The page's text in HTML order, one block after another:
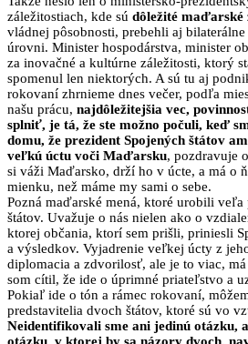
záležitostiach, kde sú dôležité maďarské
vládnej pôsobnosti, prebehli aj
úrovni. Minister hospodárstva, minister
za inovačné a kultúrne záležitosti, ktorý
spomenul len niektorých. A sú tu aj
rokovaní zhrnieme dnes večer, podľa
našu prácu, najdôležitejšia vec,
splniť, je tá, že ste možno počuli, keď
domu, že prezident Spojených štátov
veľkú úctu voči Maďarsku, pozdravuje
si váži Maďarsko, drží ho v úcte, a má o
mienku, než máme my sami o sebe.
Pozná maďarské mená, ktoré urobili
štátov. Uvažuje o nás nielen ako o
ktorej občania, ktorí sem prišli, priniesli
a výsledkov. Vyjadrenie veľkej úcty z
diplomacia a zdvorilosť, ale je to viac,
som cítil, že ide o úprimné priateľstvo a
Pokiaľ ide o tón a rámec rokovaní,
predstavitelia dvoch štátov, ktoré sú vo
Neidentifikovali sme ani jedinú otázku,
otázku, v ktorej by sa názory dvoch,